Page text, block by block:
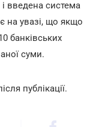
введена система
на увазі, що якщо
банківських
суми.
публікації.